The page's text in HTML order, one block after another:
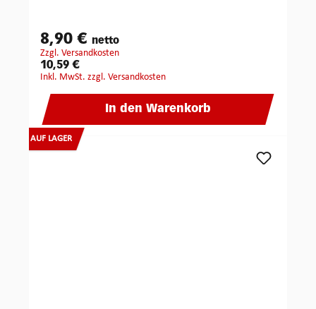
8,90 € netto
zzgl. Versandkosten
10,59 €
inkl. MwSt. zzgl. Versandkosten
In den Warenkorb
AUF LAGER